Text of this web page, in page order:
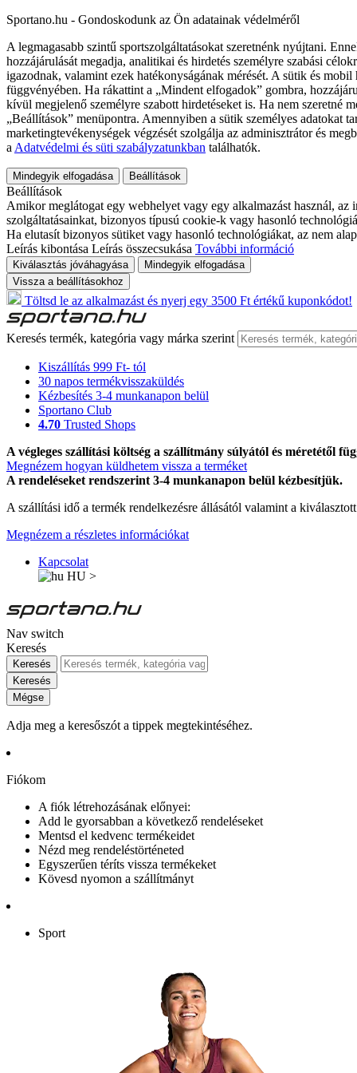
Sportano.hu - Gondoskodunk az Ön adatainak védelméről
A legmagasabb szintű sportszolgáltatásokat szeretnénk nyújtani.
hozzájárulását megadja, analitikai és hirdetés személyre szabási
igazodnak, valamint ezek hatékonyságának mérését. A sütik és
függvényében. Ha rákattint a „Mindent elfogadok” gombra,
kívül megjelenő személyre szabott hirdetéseket is. Ha nem szeretné
„Beállítások” menüpontra. Amennyiben a sütik személyes adatokat
marketingtevékenységek végzését szolgálja az adminisztrátor és
a Adatvédelmi és süti szabályzatunkban találhatók.
Mindegyik elfogadása Beállítások
Beállítások
Amikor meglátogat egy webhelyet vagy egy alkalmazást használ,
szolgáltatásainkat, bizonyos típusú cookie-k vagy hasonló
Ha elutasít bizonyos sütiket vagy hasonló technológiákat, az nem
Leírás kibontása Leírás összecsukása További információ
Kiválasztás jóváhagyása
Mindegyik elfogadása
Vissza a beállításokhoz
Töltsd le az alkalmazást és nyerj egy 3500 Ft értékű kuponkódot!
Keresés termék, kategória vagy márka szerint
Kiszállítás 999 Ft- tól
30 napos termékvisszaküldés
Kézbesítés 3-4 munkanapon belül
Sportano Club
4.70 Trusted Shops
A végleges szállítási költség a szállítmány súlyától és méretétől
Megnézem hogyan küldhetem vissza a terméket
A rendeléseket rendszerint 3-4 munkanapon belül kézbesítjük.
A szállítási idő a termék rendelkezésre állásától valamint a
Megnézem a részletes információkat
Kapcsolat
HU >
Nav switch
Keresés
Keresés
Keresés
Mégse
Adja meg a keresőszót a tippek megtekintéséhez.
Fiókom
A fiók létrehozásának előnyei:
Add le gyorsabban a következő rendeléseket
Mentsd el kedvenc termékeidet
Nézd meg rendeléstörténeted
Egyszerűen téríts vissza termékeket
Kövesd nyomon a szállítmányt
Sport